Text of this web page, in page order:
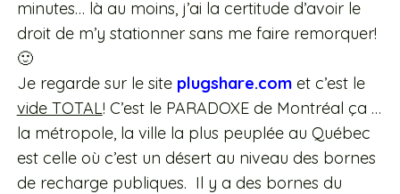
minutes… là au moins, j’ai la certitude d’avoir le
droit de m’y stationner sans me faire remorquer!
🙂
Je regarde sur le site plugshare.comet c’est le
vide TOTAL! C’est le PARADOXE de Montréal ça …
la métropole, la ville la plus peuplée au Québec
est celle où c’est un désert au niveau des bornes
de recharge publiques. Il y a des bornes du